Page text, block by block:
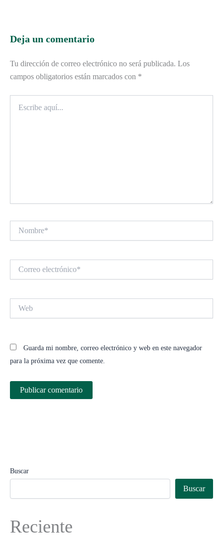
Deja un comentario
Tu dirección de correo electrónico no será publicada. Los
campos obligatorios están marcados con *
aquí...
electrónico*
Guarda mi nombre, correo electrónico y web en este navegador
para la próxima vez que comente.
Buscar
Buscar
Reciente